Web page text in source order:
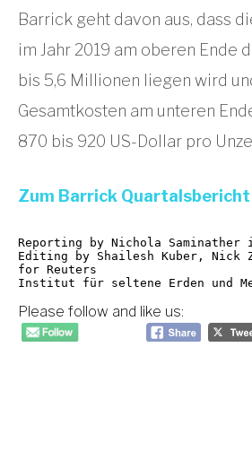
Barrick geht davon aus, dass
im Jahr 2019 am oberen Ende
bis 5,6 Millionen liegen wird
Gesamtkosten am unteren
870 bis 920 US-Dollar pro
Zum Barrick
Reporting by Nichola
Editing by Shailesh Kuber, Nick
for Reuters
Institut für seltene Erden und
Please follow and like us: